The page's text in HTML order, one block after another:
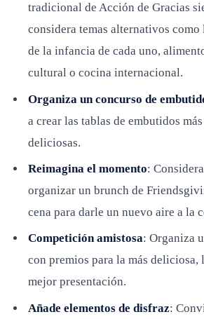
tradicional de Acción de Gracias
considera temas alternativos
de la infancia de cada uno,
cultural o cocina internacional.
Organiza un concurso de
a crear las tablas de embutidos
deliciosas.
Reimagina el momento:
organizar un brunch de
cena para darle un nuevo aire a la
Competición amistosa: Organiza
con premios para la más deliciosa,
mejor presentación.
Añade elementos de disfraz: